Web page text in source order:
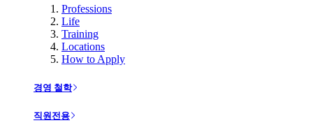
Professions
Life
Training
Locations
How to Apply
경영 철학
직원전용